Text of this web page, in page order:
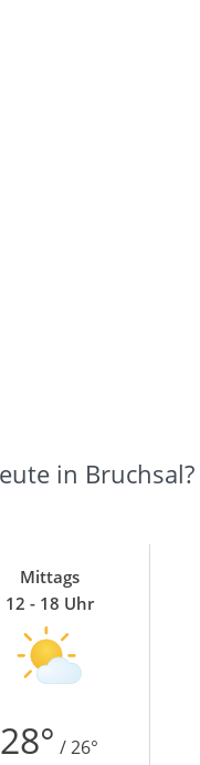
in Bruchsal?
Mittags
12 - 18 Uhr
28° / 26°